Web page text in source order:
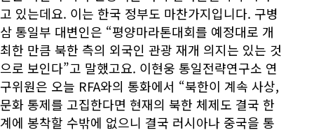
고 있는데요. 이는 한국 정부도 마찬가지입니다. 구병
삼 통일부 대변인은 “평양마라톤대회를 예정대로 개
최한 만큼 북한 측의 외국인 관광 재개 의지는 있는 것
으로 보인다”고 말했고요. 이현웅 통일전략연구소 연
구위원은 오늘 RFA와의 통화에서 “북한이 계속 사상,
문화 통제를 고집한다면 현재의 북한 체제도 결국 한
계에 봉착할 수밖에 없으니 결국 러시아나 중국을 통